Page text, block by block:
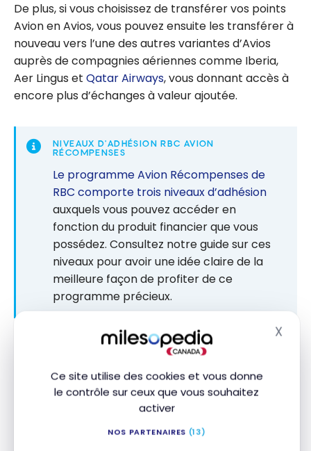
Ce site utilise des cookies et vous donne
le contrôle sur ceux que vous souhaitez
activer
NOS PARTENAIRES (13)
X
De plus, si vous choisissez de transférer vos points
Avion en Avios, vous pouvez ensuite les transférer à
nouveau vers l’une des autres variantes d’Avios
auprès de compagnies aériennes comme Iberia,
Aer Lingus et Qatar Airways, vous donnant accès à
encore plus d’échanges à valeur ajoutée.
NIVEAUX D’ADHÉSION RBC AVION
RÉCOMPENSES
Le programme Avion Récompenses de
RBC comporte trois niveaux d’adhésion
auxquels vous pouvez accéder en
fonction du produit financier que vous
possédez. Consultez notre guide sur ces
niveaux pour avoir une idée claire de la
meilleure façon de profiter de ce
programme précieux.
Promotion RBC Avion : bonus de
transfert de 15 % vers AAdvantage
4 août 2026
Tutoriel RBC : Comment transférer